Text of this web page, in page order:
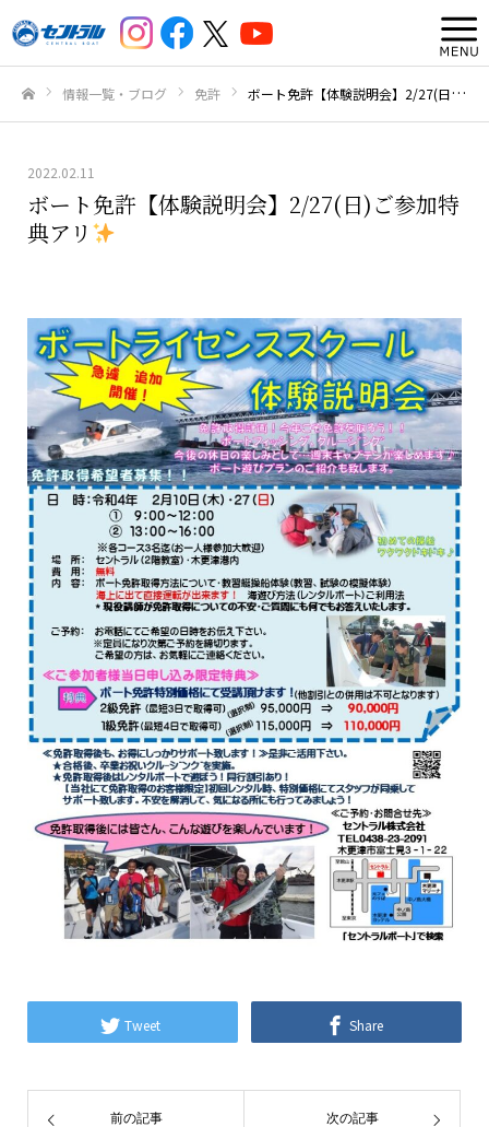
情報一覧・ブログ 免許 ボート免許【体験説明会】2/27(日)ご参加特典アリ
2022.02.11
ボート免許【体験説明会】2/27(日)ご参加特
典アリ
Tweet Share
前の記事 次の記事